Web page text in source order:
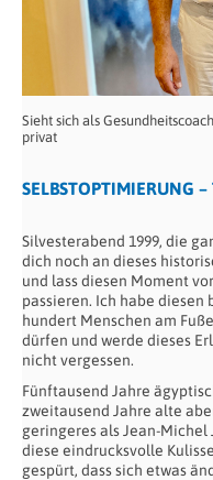
Sieht sich als
privat
SELBSTOPTIMIERUNG
Silvesterabend 1999, die
dich noch an dieses
und lass diesen Moment
passieren. Ich habe
hundert Menschen am
dürfen und werde dieses
nicht vergessen.
Fünftausend Jahre
zweitausend Jahre alte
geringeres als Jean-
diese eindrucksvolle
gespürt, dass sich etwas